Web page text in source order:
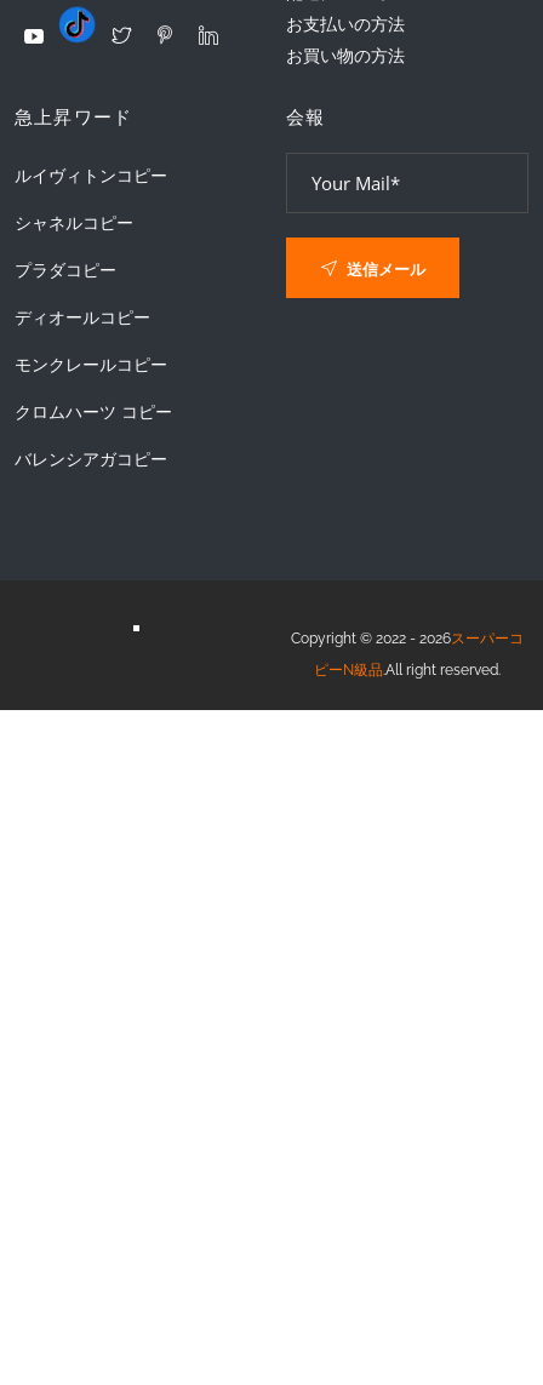
お支払いの方法
お買い物の方法
急上昇ワード
ルイヴィトンコピー
シャネルコピー
プラダコピー
ディオールコピー
モンクレールコピー
クロムハーツ コピー
バレンシアガコピー
会報
送信メール
Copyright © 2022 - 2026スーパーコ
ピーN級品.All right reserved.